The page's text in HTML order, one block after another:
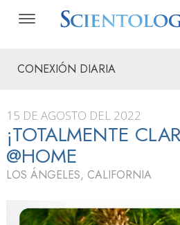
CONEXIÓN DIARIA
15 DE AGOSTO DEL 2022
¡TOTALMENTE
@HOME
LOS ÁNGELES, CALIFORNIA